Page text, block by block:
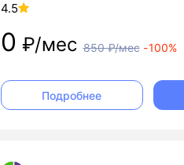
4.5
0 ₽/мес 850₽/мес -100%
Подробнее